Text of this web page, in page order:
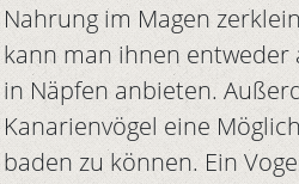
Nahrung im Magen
kann man ihnen
in Näpfen anbieten.
Kanarienvögel eine
baden zu können. Ein